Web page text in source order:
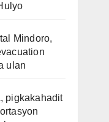
Mindoro,
ulan
pigkakahadit